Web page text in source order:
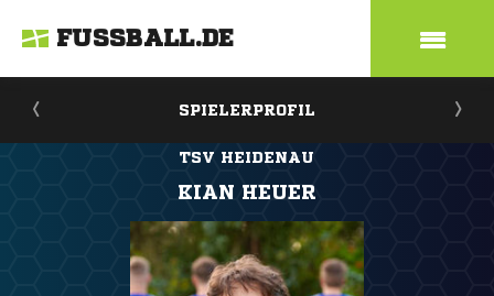
FUSSBALL.DE
SPIELERPROFIL
TSV HEIDENAU
KIAN HEUER